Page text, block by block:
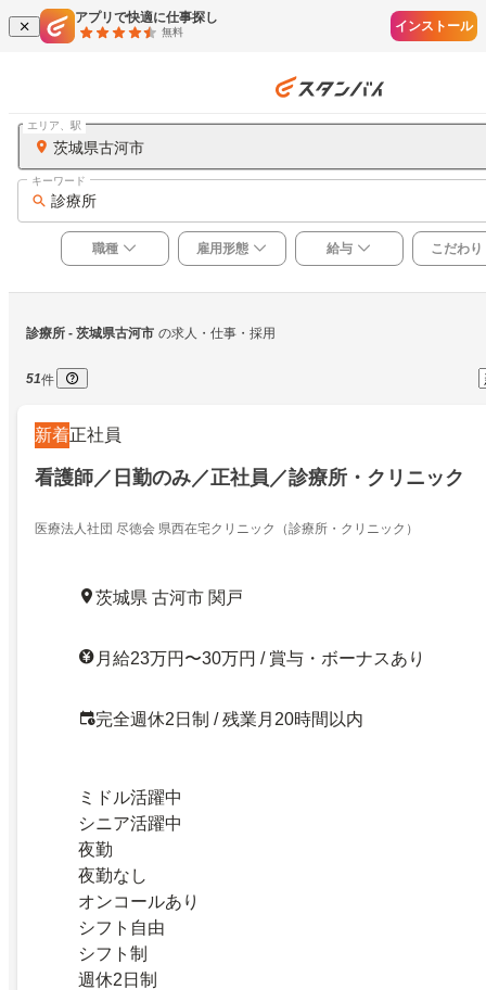
アプリで快適に仕事探し
無料 インストール
茨城県古河市
エリア、駅
診療所
キーワード
職種 雇用形態 給与 こだわり
診療所 - 茨城県古河市 の求人・仕事・採用
51件
新着正社員
看護師／日勤のみ／正社員／診療所・クリニック
医療法人社団 尽徳会 県西在宅クリニック（診療所・クリニック）
茨城県 古河市 関戸
月給23万円〜30万円 / 賞与・ボーナスあり
完全週休2日制 / 残業月20時間以内
ミドル活躍中
シニア活躍中
夜勤
夜勤なし
オンコールあり
シフト自由
シフト制
週休2日制